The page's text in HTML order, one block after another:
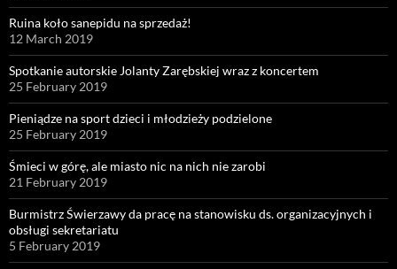
Ruina koło sanepidu na sprzedaż!
12 March 2019
Spotkanie autorskie Jolanty Zarębskiej wraz z koncertem
25 February 2019
Pieniądze na sport dzieci i młodzieży podzielone
25 February 2019
Śmieci w górę, ale miasto nic na nich nie zarobi
21 February 2019
Burmistrz Świerzawy da pracę na stanowisku ds. organizacyjnych i
obsługi sekretariatu
5 February 2019